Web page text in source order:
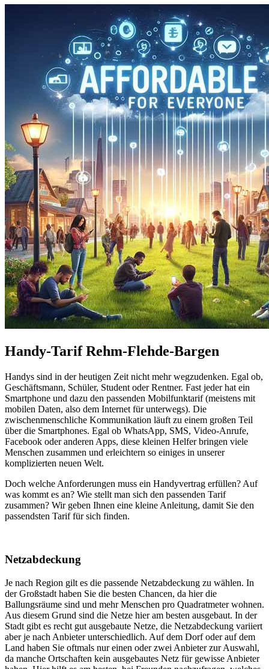
Handy-Tarif Rehm-Flehde-Bargen
Handys sind in der heutigen Zeit nicht mehr wegzudenken. Egal ob,
Geschäftsmann, Schüler, Student oder Rentner. Fast jeder hat ein
Smartphone und dazu den passenden Mobilfunktarif (meistens mit
mobilen Daten, also dem Internet für unterwegs). Die
zwischenmenschliche Kommunikation läuft zu einem großen Teil
über die Smartphones. Egal ob WhatsApp, SMS, Video-Anrufe,
Facebook oder anderen Apps, diese kleinen Helfer bringen viele
Menschen zusammen und erleichtern so einiges in unserer
komplizierten neuen Welt.
Doch welche Anforderungen muss ein Handyvertrag erfüllen? Auf
was kommt es an? Wie stellt man sich den passenden Tarif
zusammen? Wir geben Ihnen eine kleine Anleitung, damit Sie den
passendsten Tarif für sich finden.
Netzabdeckung
Je nach Region gilt es die passende Netzabdeckung zu wählen. In
der Großstadt haben Sie die besten Chancen, da hier die
Ballungsräume sind und mehr Menschen pro Quadratmeter wohnen.
Aus diesem Grund sind die Netze hier am besten ausgebaut. In der
Stadt gibt es recht gut ausgebaute Netze, die Netzabdeckung variiert
aber je nach Anbieter unterschiedlich. Auf dem Dorf oder auf dem
Land haben Sie oftmals nur einen oder zwei Anbieter zur Auswahl,
da manche Ortschaften kein ausgebautes Netz für gewisse Anbieter